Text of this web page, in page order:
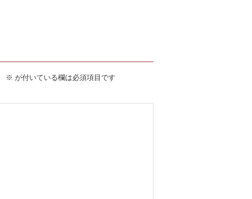
※ が付いている欄は必須項目です